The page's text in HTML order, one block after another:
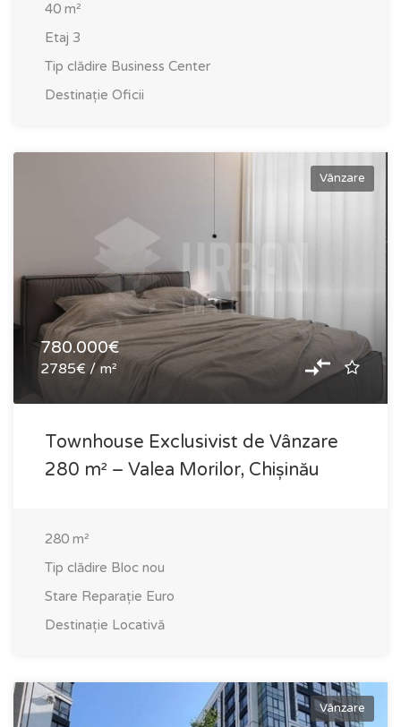
40 m²
Etaj 3
Tip clădire Business Center
Destinație Oficii
Vânzare
780.000€
2785€ / m²
Townhouse Exclusivist de Vânzare
280 m² – Valea Morilor, Chișinău
280 m²
Tip clădire Bloc nou
Stare Reparație Euro
Destinație Locativă
Vânzare